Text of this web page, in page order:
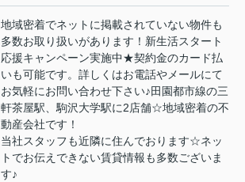
地域密着でネットに掲載されていない物件も
多数お取り扱いがあります！新生活スタート
応援キャンペーン実施中★契約金のカード払
いも可能です。詳しくはお電話やメールにて
お気軽にお問い合わせ下さい♪田園都市線の三
軒茶屋駅、駒沢大学駅に2店舗☆地域密着の不
動産会社です！
当社スタッフも近隣に住んでおります☆ネッ
トでお伝えできない賃貸情報も多数ございま
す♪